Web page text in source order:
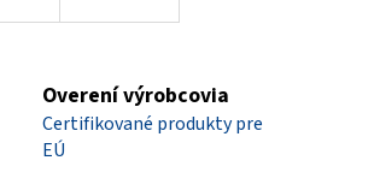
Overení výrobcovia
Certifikované produkty pre
EÚ